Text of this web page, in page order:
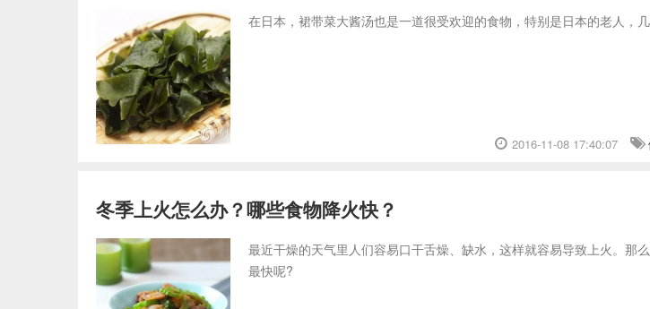
在日本，裙带菜大酱汤也是一道很受欢迎的食物，特别是日本的老人，几
2016-11-08 17:40:07
冬季上火怎么办？哪些食物降火快？
最近干燥的天气里人们容易口干舌燥、缺水，这样就容易导致上火。那
最快呢?